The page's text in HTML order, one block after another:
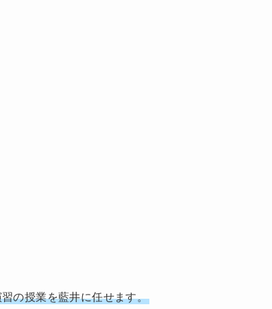
の授業を藍井に任せます。